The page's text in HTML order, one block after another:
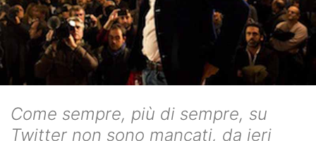
Come sempre, più di sempre, su
Twitter non sono mancati, da ieri